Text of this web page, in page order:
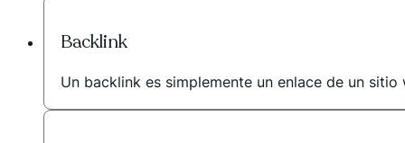
Backlink
Un backlink es simplemente un enlace de un